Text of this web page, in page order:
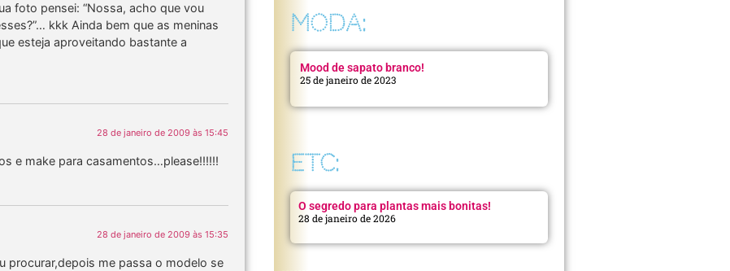
foto pensei: “Nossa, acho que vou
kkk Ainda bem que as meninas
esteja aproveitando bastante a
28 de janeiro de 2009 às 15:45
e make para casamentos…please!!!!!!
28 de janeiro de 2009 às 15:35
procurar,depois me passa o modelo se
MODA:
Mood de sapato branco!
25 de janeiro de 2023
ETC:
O segredo para plantas mais bonitas!
28 de janeiro de 2026